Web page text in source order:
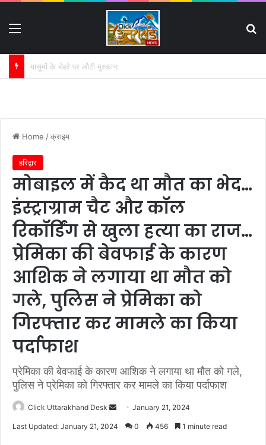
NIC कॉलेज धनौरी जमीन विवाद में बढ़ी मुश्किलें:
Home /क्राइम
हरिद्वार
मोबाइल में कैद था मौत का भेद…
इंस्ट्राग्राम चैट और कॉल
रिकॉर्डिंग से खुला हत्या का राज…
प्रेमिका की बेवफाई के कारण
आशिक ने लगाया था मौत को
गले, पुलिस ने प्रेमिका को
गिरफ्तार कर मामले का किया
पर्दाफाश
प्रेमिका की बेवफाई के कारण आशिक ने लगाया था मौत को गले,
पुलिस ने प्रेमिका को गिरफ्तार कर मामले का किया पर्दाफाश
Click Uttarakhand Desk
e
January 21, 2024
Last Updated: January 21, 2024 0 456 1 minute read